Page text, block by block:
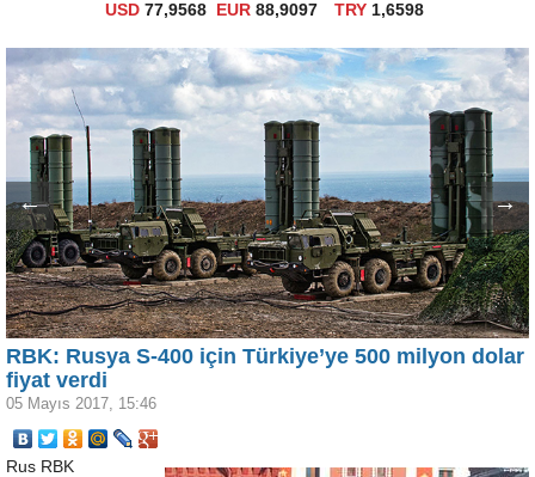
USD 77,9568 EUR 88,9097 TRY1,6598
← →
RBK: Rusya S-400 için Türkiye’ye 500 milyon dolar
fiyat verdi
05 Mayıs 2017, 15:46
Rus RBK